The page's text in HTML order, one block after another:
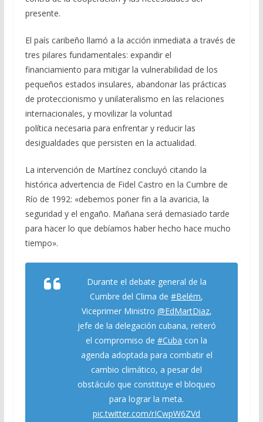
presente.
El país caribeño llamó a la acción inmediata a través de
tres pilares fundamentales: expandir el
financiamiento para mitigar la vulnerabilidad de los
pequeños estados insulares, abandonar las prácticas
de proteccionismo y unilateralismo en las relaciones
internacionales, y movilizar la voluntad
política necesaria para enfrentar y reducir las
desigualdades que persisten en la actualidad.
La intervención de Martínez concluyó citando la
histórica advertencia de Fidel Castro en la Cumbre de
Río de 1992: «debemos poner fin a la avaricia, la
seguridad y el engaño. Mañana será demasiado tarde
para hacer lo que debíamos haber hecho hace mucho
tiempo».
Durante el debate general de la
Cumbre del Clima de#Belém,
Viceprimer Ministro @EdMartDiaz,
jefe de la delegación cubana, reiteró
el compromiso de#Cuba con la
agenda adoptada para combatir el
cambio climático, a pesar del
obstáculo que constituye el bloqueo
para lograr la meta.
pic.twitter.com/rICwpW6ZVd